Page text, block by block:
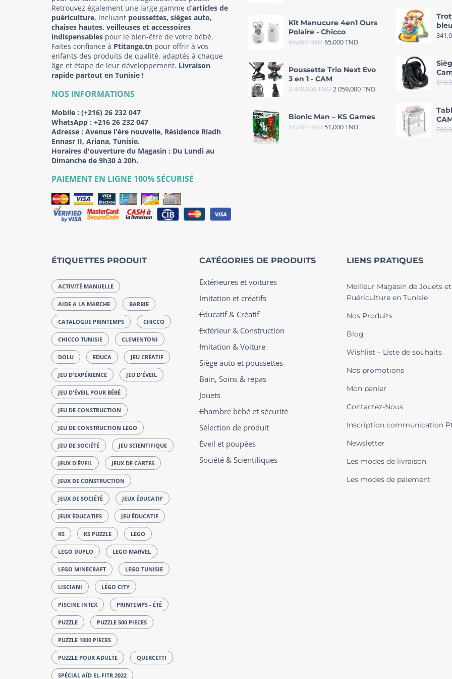
Retrouvez également une large gamme d’articles de
puériculture, incluant poussettes, sièges auto,
chaises hautes, veilleuses et accessoires
indispensables pour le bien-être de votre bébé.
Faites confiance à Ptitange.tn pour offrir à vos
enfants des produits de qualité, adaptés à chaque
âge et étape de leur développement. Livraison
rapide partout en Tunisie !
NOS INFORMATIONS
Mobile : (+216) 26 232 047
WhatsApp : +216 26 232 047
Adresse : Avenue l'ère nouvelle, Résidence Riadh
Ennasr II, Ariana, Tunisie.
Horaires d'ouverture du Magasin : Du Lundi au
Dimanche de 9h30 à 20h.
PAIEMENT EN LIGNE 100% SÉCURISÉ
Kit Manucure 4en1 Ours
Polaire - Chicco
69,000TND 65,000TND
Poussette Trio Next Evo
3 en 1 - CAM
2 470,000TND 2 059,000TND
Bionic Man – KS Games
54,000TND 51,000TND
ÉTIQUETTES PRODUIT
ACTIVITÉ MANUELLE
AIDE A LA MARCHE BARBIE
CATALOGUE PRINTEMPS CHICCO
CHICCO TUNISIE CLEMENTONI
DOLU EDUCA JEU CRÉATIF
JEU D'EXPÉRIENCE JEU D'ÉVEIL
JEU D'ÉVEIL POUR BÉBÉ
JEU DE CONSTRUCTION
JEU DE CONSTRUCTION LEGO
JEU DE SOCIÉTÉ JEU SCIENTIFIQUE
JEUX D'ÉVEIL JEUX DE CARTES
JEUX DE CONSTRUCTION
JEUX DE SOCIÉTÉ JEUX ÉDUCATIF
JEUX ÉDUCATIFS JEU ÉDUCATIF
KS KS PUZZLE LEGO
LEGO DUPLO LEGO MARVEL
LEGO MINECRAFT LEGO TUNISIE
LISCIANI LÉGO CITY
PISCINE INTEX PRINTEMPS - ÉTÉ
PUZZLE PUZZLE 500 PIECES
PUZZLE 1000 PIECES
PUZZLE POUR ADULTE QUERCETTI
SPÉCIAL AÏD EL-FITR 2022
CATÉGORIES DE PRODUITS
Extérieures et voitures
Imitation et créatifs
Éducatif & Créatif
Extérieur & Construction
Imitation & Voiture
Siège auto et poussettes
Bain, Soins & repas
Jouets
Chambre bébé et sécurité
Sélection de produit
Éveil et poupées
Société & Scientifiques
LIENS PRATIQUES
Meilleur Magasin de Jouets et
Puériculture en Tunisie
Nos Produits
Blog
Wishlist – Liste de souhaits
Nos promotions
Mon panier
Contactez-Nous
Inscription communication
Newsletter
Les modes de livraison
Les modes de paiement